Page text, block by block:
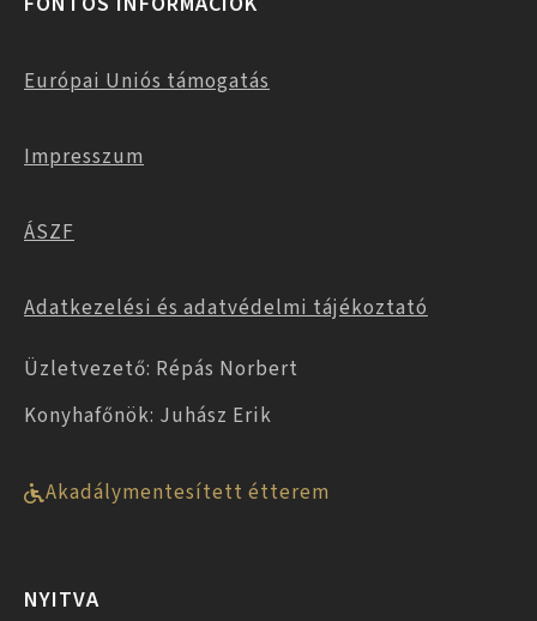
Európai Uniós támogatás
Impresszum
ÁSZF
Adatkezelési és adatvédelmi tájékoztató
Üzletvezető: Répás Norbert
Konyhafőnök: Juhász Erik
Akadálymentesített étterem
NYITVA